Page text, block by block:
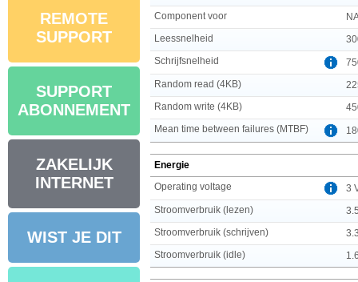
REMOTE
SUPPORT
SUPPORT
ABONNEMENT
ZAKELIJK
INTERNET
WIST JE DIT
Component voor
Leessnelheid
Schrijfsnelheid
Random read (4KB)
Random write (4KB)
Mean time between failures (MTBF)
Energie
Operating voltage
3
Stroomverbruik (lezen)
Stroomverbruik (schrijven)
Stroomverbruik (idle)